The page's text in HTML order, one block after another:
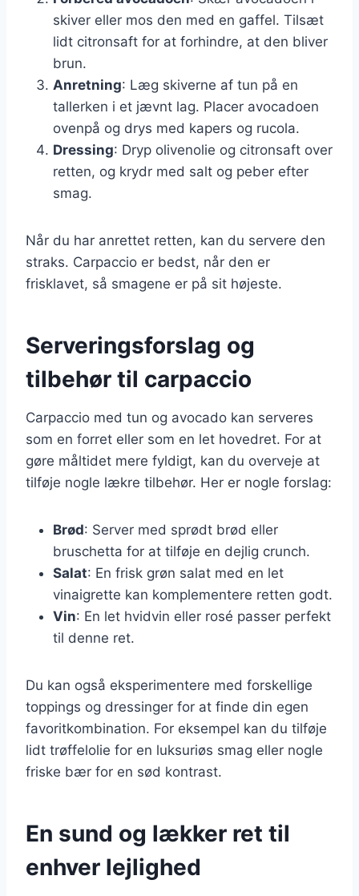
skiver eller mos den med en gaffel. Tilsæt
lidt citronsaft for at forhindre, at den bliver
brun.
Anretning: Læg skiverne af tun på en
tallerken i et jævnt lag. Placer avocadoen
ovenpå og drys med kapers og rucola.
Dressing: Dryp olivenolie og citronsaft over
retten, og krydr med salt og peber efter
smag.
Når du har anrettet retten, kan du servere den
straks. Carpaccio er bedst, når den er
frisklavet, så smagene er på sit højeste.
Serveringsforslag og
tilbehør til carpaccio
Carpaccio med tun og avocado kan serveres
som en forret eller som en let hovedret. For at
gøre måltidet mere fyldigt, kan du overveje at
tilføje nogle lækre tilbehør. Her er nogle forslag:
Brød: Server med sprødt brød eller
bruschetta for at tilføje en dejlig crunch.
Salat: En frisk grøn salat med en let
vinaigrette kan komplementere retten godt.
Vin: En let hvidvin eller rosé passer perfekt
til denne ret.
Du kan også eksperimentere med forskellige
toppings og dressinger for at finde din egen
favoritkombination. For eksempel kan du tilføje
lidt trøffelolie for en luksuriøs smag eller nogle
friske bær for en sød kontrast.
En sund og lækker ret til
enhver lejlighed